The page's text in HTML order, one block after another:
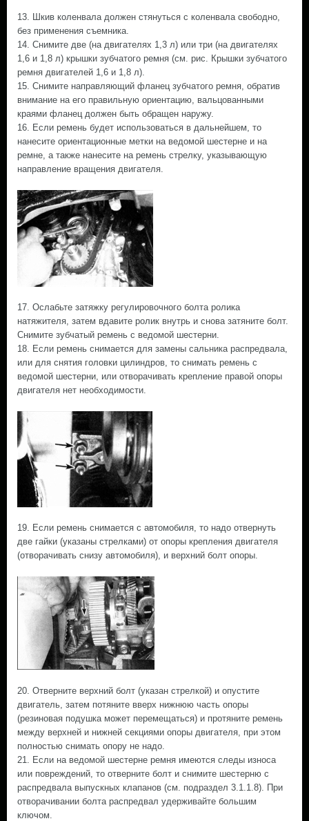
13. Шкив коленвала должен стянуться с коленвала свободно,
без применения съемника.
14. Снимите две (на двигателях 1,3 л) или три (на двигателях
1,6 и 1,8 л) крышки зубчатого ремня (см. рис. Крышки зубчатого
ремня двигателей 1,6 и 1,8 л).
15. Снимите направляющий фланец зубчатого ремня, обратив
внимание на его правильную ориентацию, вальцованными
краями фланец должен быть обращен наружу.
16. Если ремень будет использоваться в дальнейшем, то
нанесите ориентационные метки на ведомой шестерне и на
ремне, а также нанесите на ремень стрелку, указывающую
направление вращения двигателя.
17. Ослабьте затяжку регулировочного болта ролика
натяжителя, затем вдавите ролик внутрь и снова затяните болт.
Снимите зубчатый ремень с ведомой шестерни.
18. Если ремень снимается для замены сальника распредвала,
или для снятия головки цилиндров, то снимать ремень с
ведомой шестерни, или отворачивать крепление правой опоры
двигателя нет необходимости.
19. Если ремень снимается с автомобиля, то надо отвернуть
две гайки (указаны стрелками) от опоры крепления двигателя
(отворачивать снизу автомобиля), и верхний болт опоры.
20. Отверните верхний болт (указан стрелкой) и опустите
двигатель, затем потяните вверх нижнюю часть опоры
(резиновая подушка может перемещаться) и протяните ремень
между верхней и нижней секциями опоры двигателя, при этом
полностью снимать опору не надо.
21. Если на ведомой шестерне ремня имеются следы износа
или повреждений, то отверните болт и снимите шестерню с
распредвала выпускных клапанов (см. подраздел 3.1.1.8). При
отворачивании болта распредвал удерживайте большим
ключом.